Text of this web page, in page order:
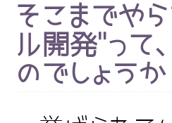
そこまでや
ル開発"って
のでしょうか